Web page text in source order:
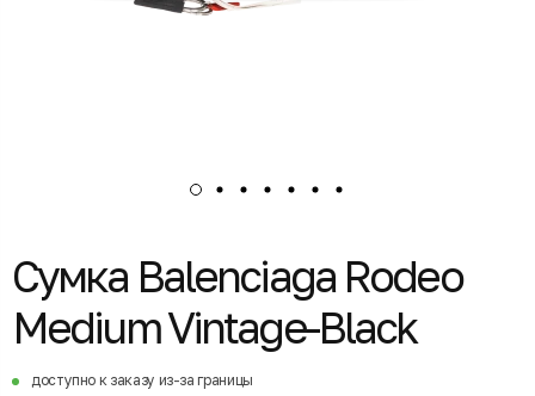
Сумка Balenciaga Rodeo
Medium Vintage-Black
доступно к заказу из-за границы